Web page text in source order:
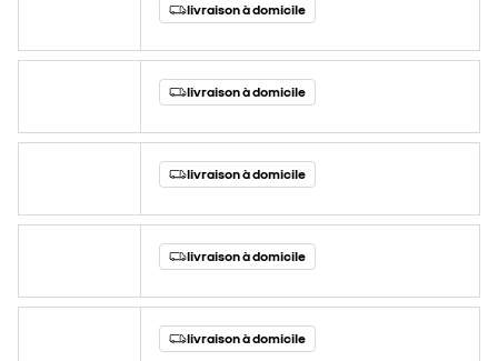
livraison à domicile
livraison à domicile
livraison à domicile
livraison à domicile
livraison à domicile